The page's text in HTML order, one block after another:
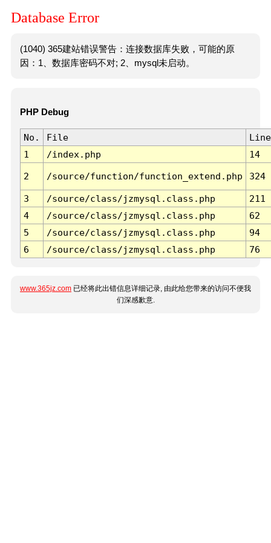
Database Error
(1040) 365建站错误警告：连接数据库失败，可能的原
因：1、数据库密码不对; 2、mysql未启动。
PHP Debug
No. File
Line
1
/index.php 14
2 /source/function/function_extend.php 324
3 /source/class/jzmysql.class.php
211
4
/source/class/jzmysql.class.php
62
5
/source/class/jzmysql.class.php
94
6
/source/class/jzmysql.class.php 76
www.365jz.com 已经将此出错信息详细记录, 由此给您带来的访问不便我
们深感歉意.